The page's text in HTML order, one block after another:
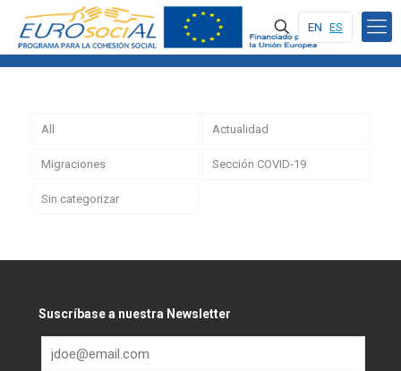
EN ES
All Actualidad
Migraciones Sección COVID-19
Sin categorizar
Suscríbase a nuestra Newsletter